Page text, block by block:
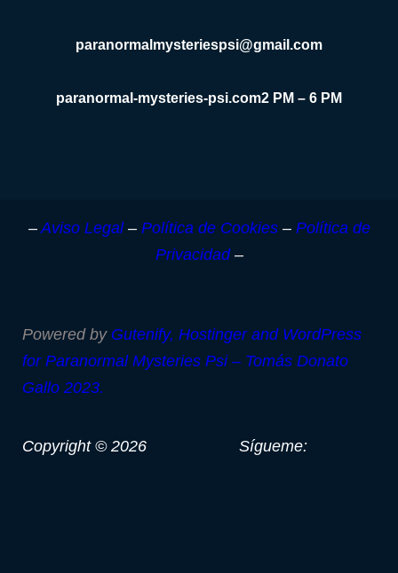
paranormalmysteriespsi@gmail.com
paranormal-mysteries-psi.com2 PM – 6 PM
–Aviso Legal– Política de Cookies– Política de
Privacidad–
Powered by Gutenify, Hostinger and WordPress
for Paranormal Mysteries Psi – Tomás Donato
Gallo 2023.
Copyright © 2026 Sígueme: